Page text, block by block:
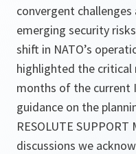
convergent
emerging security
shift in NATO’s
highlighted the critical
months of the current
guidance on the
RESOLUTE
discussions we